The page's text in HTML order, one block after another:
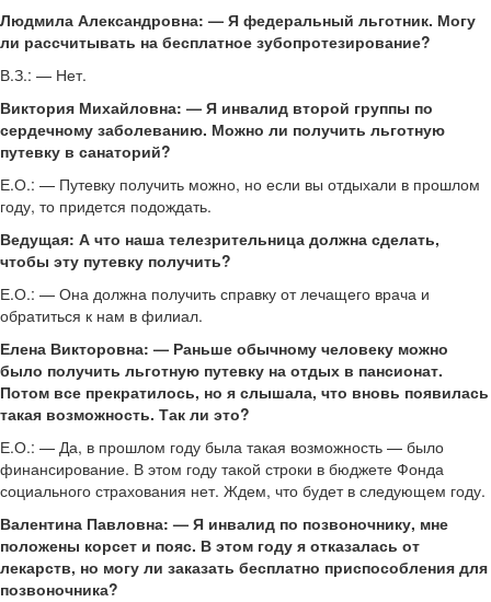
Людмила Александровна: — Я федеральный льготник. Могу
ли рассчитывать на бесплатное зубопротезирование?
В.З.: — Нет.
Виктория Михайловна: — Я инвалид второй группы по
сердечному заболеванию. Можно ли получить льготную
путевку в санаторий?
Е.О.: — Путевку получить можно, но если вы отдыхали в прошлом
году, то придется подождать.
Ведущая: А что наша телезрительница должна сделать,
чтобы эту путевку получить?
Е.О.: — Она должна получить справку от лечащего врача и
обратиться к нам в филиал.
Елена Викторовна: — Раньше обычному человеку можно
было получить льготную путевку на отдых в пансионат.
Потом все прекратилось, но я слышала, что вновь появилась
такая возможность. Так ли это?
Е.О.: — Да, в прошлом году была такая возможность — было
финансирование. В этом году такой строки в бюджете Фонда
социального страхования нет. Ждем, что будет в следующем году.
Валентина Павловна: — Я инвалид по позвоночнику, мне
положены корсет и пояс. В этом году я отказалась от
лекарств, но могу ли заказать бесплатно приспособления для
позвоночника?